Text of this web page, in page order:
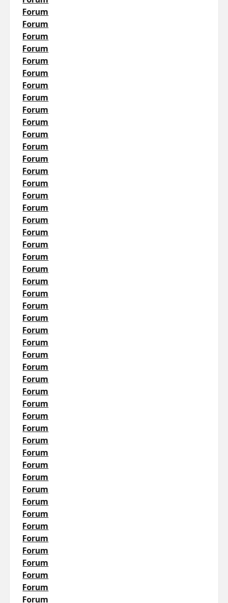
Forum
Forum
Forum
Forum
Forum
Forum
Forum
Forum
Forum
Forum
Forum
Forum
Forum
Forum
Forum
Forum
Forum
Forum
Forum
Forum
Forum
Forum
Forum
Forum
Forum
Forum
Forum
Forum
Forum
Forum
Forum
Forum
Forum
Forum
Forum
Forum
Forum
Forum
Forum
Forum
Forum
Forum
Forum
Forum
Forum
Forum
Forum
Forum
Forum